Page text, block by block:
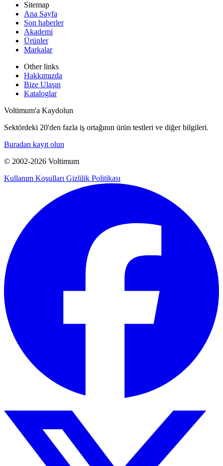
Sitemap
Ana Sayfa
Son haberler
Akademi
Ürünler
Markalar
Other links
Hakkımızda
Bize Ulaşın
Kataloglar
Voltimum'a Kaydolun
Sektördeki 20'den fazla iş ortağının ürün testleri ve diğer bilgileri.
Buradan kayıt olun
© 2002-2026 Voltimum
Kullanım Koşulları Gizlilik Politikası